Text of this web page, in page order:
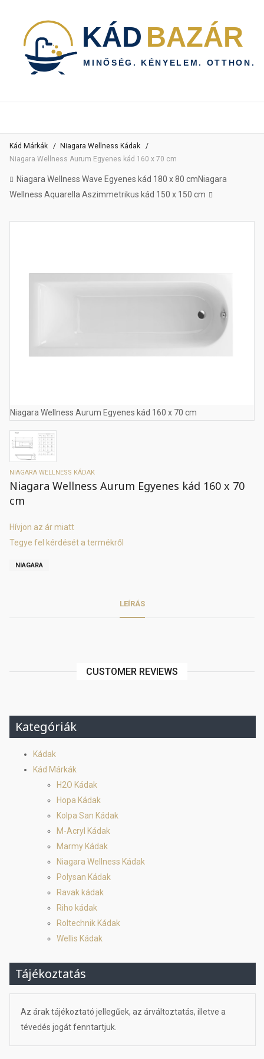
Kád Márkák
Niagara Wellness Kádak
Niagara Wellness Aurum Egyenes kád 160 x 70 cm
Niagara Wellness Wave Egyenes kád 180 x 80 cmNiagara
Wellness Aquarella Aszimmetrikus kád 150 x 150 cm
Niagara Wellness Aurum Egyenes kád 160 x 70 cm
NIAGARA WELLNESS KÁDAK
Niagara Wellness Aurum Egyenes kád 160 x 70
cm
Hívjon az ár miatt
Tegye fel kérdését a termékről
NIAGARA
LEÍRÁS
CUSTOMER REVIEWS
Kategóriák
Kádak
Kád Márkák
H2O Kádak
Hopa Kádak
Kolpa San Kádak
M-Acryl Kádak
Marmy Kádak
Niagara Wellness Kádak
Polysan Kádak
Ravak kádak
Riho kádak
Roltechnik Kádak
Wellis Kádak
Tájékoztatás
Az árak tájékoztató jellegűek, az árváltoztatás, illetve a
tévedés jogát fenntartjuk.